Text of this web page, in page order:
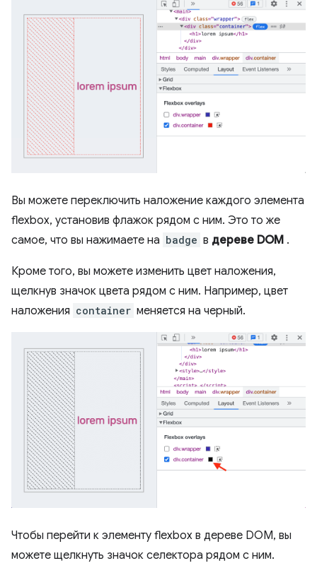
Вы можете переключить наложение каждого элемента
flexbox, установив флажок рядом с ним. Это то же
самое, что вы нажимаете на badge в дереве DOM .
Кроме того, вы можете изменить цвет наложения,
щелкнув значок цвета рядом с ним. Например, цвет
наложения container меняется на черный.
Чтобы перейти к элементу flexbox в дереве DOM, вы
можете щелкнуть значок селектора рядом с ним.